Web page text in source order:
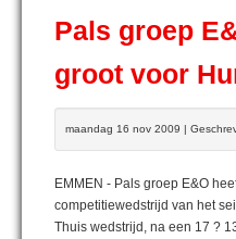
Pals groep
groot voor
maandag 16 nov 2009 |
EMMEN - Pals groep E&O
competitiewedstrijd van het
Thuis wedstrijd, na een 17 ?